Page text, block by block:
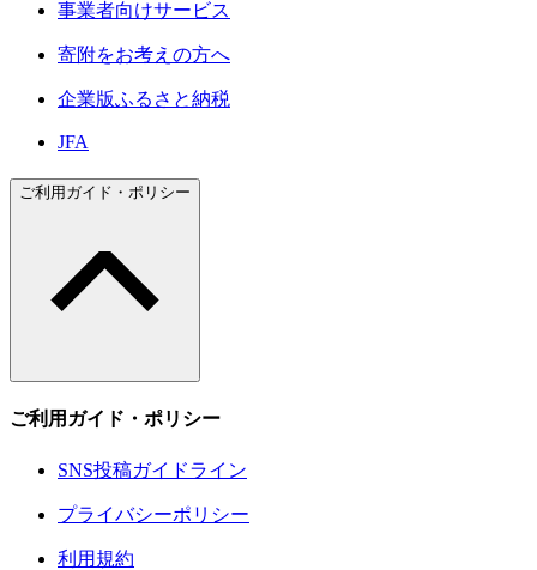
事業者向けサービス
寄附をお考えの方へ
企業版ふるさと納税
JFA
ご利用ガイド・ポリシー
ご利用ガイド・ポリシー
SNS投稿ガイドライン
プライバシーポリシー
利用規約